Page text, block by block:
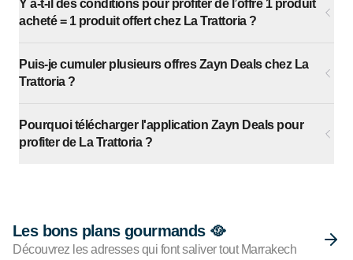
Y a-t-il des conditions pour profiter de l’offre 1 produit
acheté = 1 produit offert chez La Trattoria ?
Puis-je cumuler plusieurs offres Zayn Deals chez La
Trattoria ?
Pourquoi télécharger l'application Zayn Deals pour
profiter de La Trattoria ?
Les bons plans gourmands 🥘
Découvrez les adresses qui font saliver tout Marrakech